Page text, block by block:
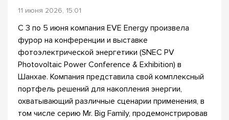
11 июня 2026, 15:01
С 3 по 5 июня компания EVE Energy произвела
фурор на конференции и выставке
фотоэлектрической энергетики (SNEC PV
Photovoltaic Power Conference & Exhibition) в
Шанхае. Компания представила свой комплексный
портфель решений для накопления энергии,
охватывающий различные сценарии применения, в
том числе серию Mr. Big Family, продемонстрировав